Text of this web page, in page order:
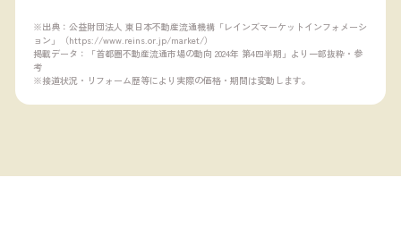
※出典：公益財団法人 東日本不動産流通機構「レインズマーケットインフォメーシ
ョン」（https://www.reins.or.jp/market/）
掲載データ：「首都圏不動産流通市場の動向 2024年 第4四半期」より一部抜粋・参
考
※接道状況・リフォーム歴等により実際の価格・期間は変動します。